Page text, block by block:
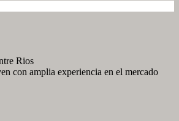
Rios
con amplia experiencia en el mercado